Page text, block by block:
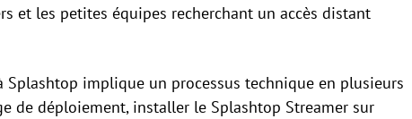
et les petites équipes recherchant un accès distant
implique un processus technique en plusieurs
de déploiement, installer le Splashtop Streamer sur